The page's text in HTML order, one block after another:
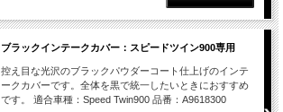
ブラックインテークカバー：スピードツイン900専用
控え目な光沢のブラックパウダーコート仕上げのインテ
ークカバーです。全体を黒で統一したいときにおすすめ
です。 適合車種：Speed Twin900 品番：A9618300